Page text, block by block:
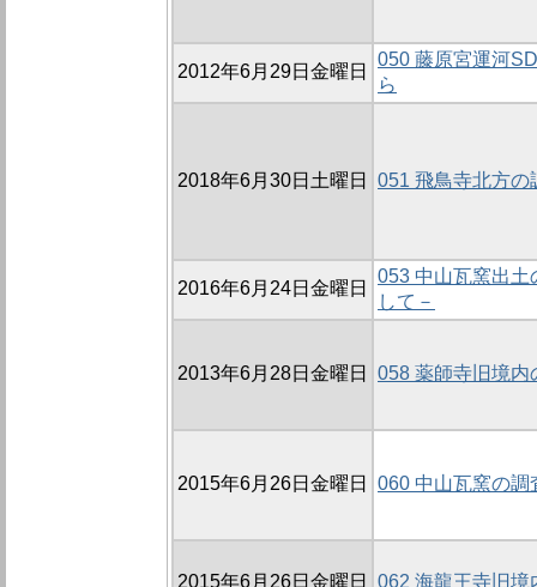
2012年6月29日金曜日
050 藤原宮運河
ら
2018年6月30日土曜日 051 飛鳥寺北方の
2016年6月24日金曜日
053 中山瓦窯出
して－
2013年6月28日金曜日 058 薬師寺旧境内
2015年6月26日金曜日 060 中山瓦窯の調
2015年6月26日金曜日 062 海龍王寺旧境